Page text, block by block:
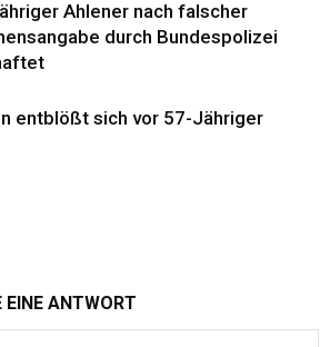
Ahlener nach falscher
durch Bundespolizei
entblößt sich vor 57-Jähriger
EINE ANTWORT